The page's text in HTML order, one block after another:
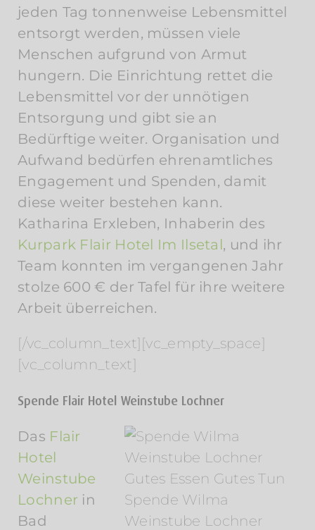
jeden Tag tonnenweise Lebensmittel
entsorgt werden, müssen viele
Menschen aufgrund von Armut
hungern. Die Einrichtung rettet die
Lebensmittel vor der unnötigen
Entsorgung und gibt sie an
Bedürftige weiter. Organisation und
Aufwand bedürfen ehrenamtliches
Engagement und Spenden, damit
diese weiter bestehen kann.
Katharina Erxleben, Inhaberin des
Kurpark Flair Hotel Im Ilsetal, und ihr
Team konnten im vergangenen Jahr
stolze 600 € der Tafel für ihre weitere
Arbeit überreichen.
[/vc_column_text][vc_empty_space]
[vc_column_text]
Spende Flair Hotel Weinstube Lochner
Gutes Essen Gutes Tun
Spende Wilma
Weinstube Lochner
Das Flair
Hotel
Weinstube
Lochner in
Bad